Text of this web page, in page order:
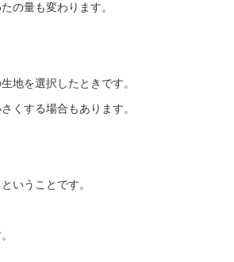
の量も変わります。
地を選択したときです。
くする場合もあります。
いうことです。